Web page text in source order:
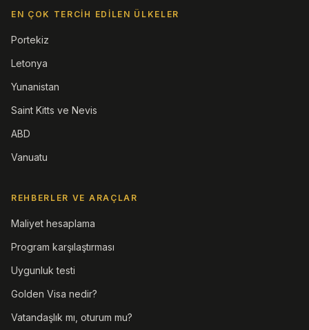
EN ÇOK TERCIH EDILEN ÜLKELER
Portekiz
Letonya
Yunanistan
Saint Kitts ve Nevis
ABD
Vanuatu
REHBERLER VE ARAÇLAR
Maliyet hesaplama
Program karşılaştırması
Uygunluk testi
Golden Visa nedir?
Vatandaşlık mı, oturum mu?